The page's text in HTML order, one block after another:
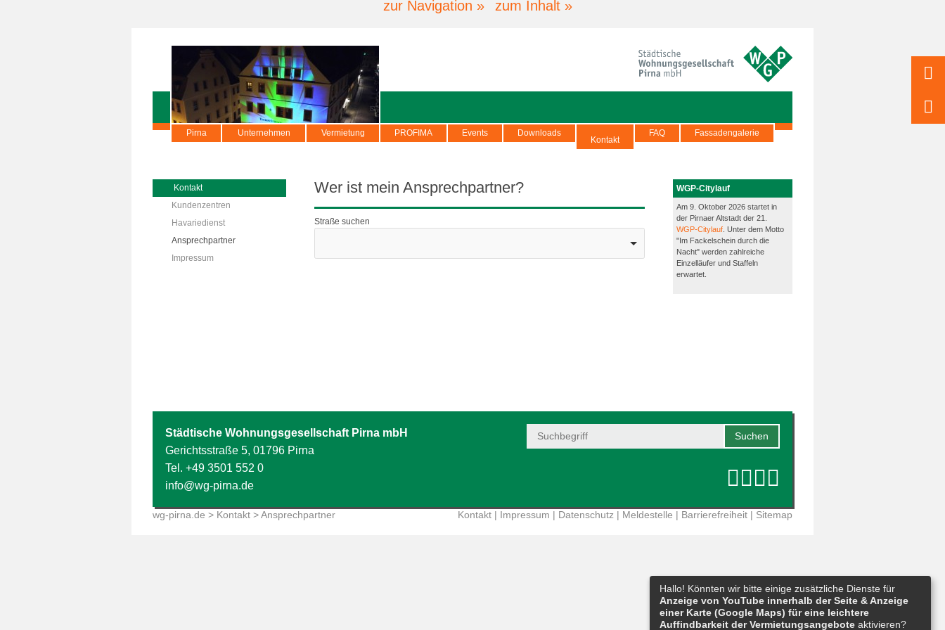
zur Navigation » zum Inhalt »
Pirna Unternehmen Vermietung PROFIMA Events Downloads
Kontakt
FAQ Fassadengalerie
Kontakt
Kundenzentren
Havariedienst
Ansprechpartner
Impressum
Wer ist mein Ansprechpartner?
Straße suchen
WGP-Citylauf
Am 9. Oktober 2026 startet in
der Pirnaer Altstadt der 21.
WGP-Citylauf . Unter dem Motto
"Im Fackelschein durch die
Nacht" werden zahlreiche
Einzelläufer und Staffeln
erwartet.
Städtische Wohnungsgesellschaft Pirna mbH
Gerichtsstraße 5, 01796 Pirna
Tel. +49 3501 552 0
info@wg-pirna.de
wg-pirna.de > Kontakt > Ansprechpartner Kontakt | Impressum | Datenschutz | Meldestelle | Barrierefreiheit | Sitemap
Hallo! Könnten wir bitte einige zusätzliche Dienste für
Anzeige von YouTube innerhalb der Seite & Anzeige
einer Karte (Google Maps) für eine leichtere
Auffindbarkeit der Vermietungsangebote aktivieren?